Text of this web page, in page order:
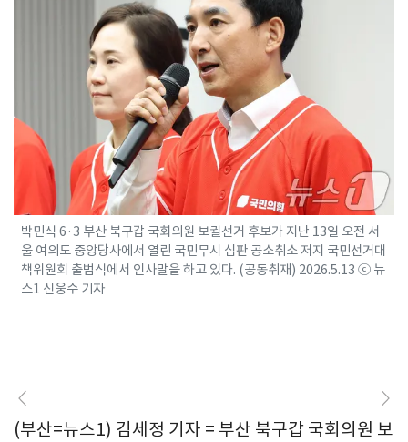
박민식 6·3 부산 북구갑 국회의원 보궐선거 후보가 지난 13일 오전 서
울 여의도 중앙당사에서 열린 국민무시 심판 공소취소 저지 국민선거대
책위원회 출범식에서 인사말을 하고 있다. (공동취재) 2026.5.13 ⓒ 뉴
스1 신웅수 기자
(부산=뉴스1) 김세정 기자 = 부산 북구갑 국회의원 보